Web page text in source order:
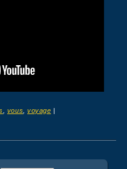
vous ,voyage |